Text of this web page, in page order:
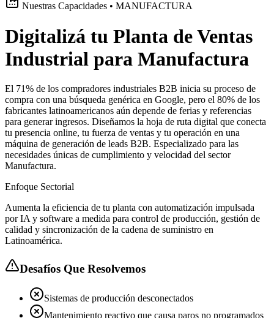
Nuestras Capacidades • MANUFACTURA
Digitalizá tu Planta de Ventas
Industrial para Manufactura
El 71% de los compradores industriales B2B inicia su proceso de
compra con una búsqueda genérica en Google, pero el 80% de los
fabricantes latinoamericanos aún depende de ferias y referencias
para generar ingresos. Diseñamos la hoja de ruta digital que conecta
tu presencia online, tu fuerza de ventas y tu operación en una
máquina de generación de leads B2B. Especializado para las
necesidades únicas de cumplimiento y velocidad del sector
Manufactura.
Enfoque Sectorial
Aumenta la eficiencia de tu planta con automatización impulsada
por IA y software a medida para control de producción, gestión de
calidad y sincronización de la cadena de suministro en
Latinoamérica.
Desafíos Que Resolvemos
Sistemas de producción desconectados
Mantenimiento reactivo que causa paros no programados